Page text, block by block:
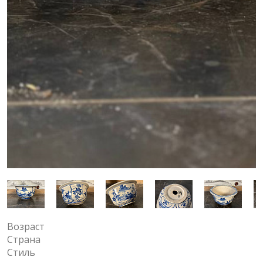
Возраст
Страна
Стиль